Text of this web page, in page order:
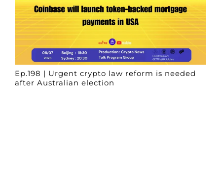
Ep.198 | Urgent crypto law reform is needed
after Australian election